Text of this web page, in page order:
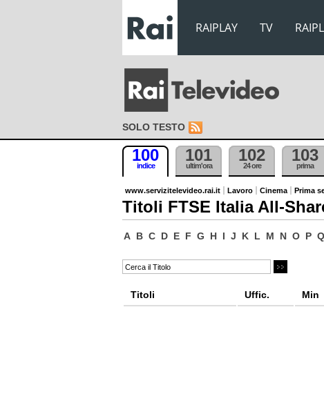
RAIPLAY TV
SOLO TESTO
100
indice
101
ultim'ora
102
24 ore
103
prima
www.servizitelevideo.rai.it Lavoro Cinema Prima
Titoli FTSE Italia All-
A B C D E F G H I J K L M N O P Q
Titoli Uffic. Min